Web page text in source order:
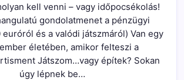
Piac
Játék
Vagy
Stratégia?
–
Befektetés
500
Euróval
És
kell venni – vagy időpocsékolás!
gondolatmenet a pénzügyi
és a valódi játszmáról) Van egy
életében, amikor felteszi a
Játszom…vagy építek? Sokan
úgy lépnek be…